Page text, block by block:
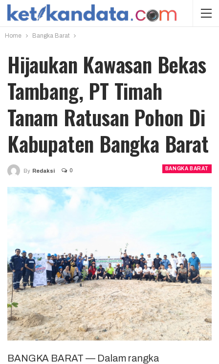
Home Bangka Barat
Hijaukan Kawasan Bekas
Tambang, PT Timah
Tanam Ratusan Pohon Di
Kabupaten Bangka Barat
BANGKA BARAT
By Redaksi 0
BANGKA BARAT — Dalam rangka